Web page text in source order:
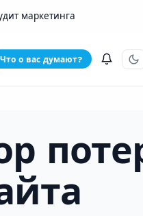
маркетинга
Что о вас думают?